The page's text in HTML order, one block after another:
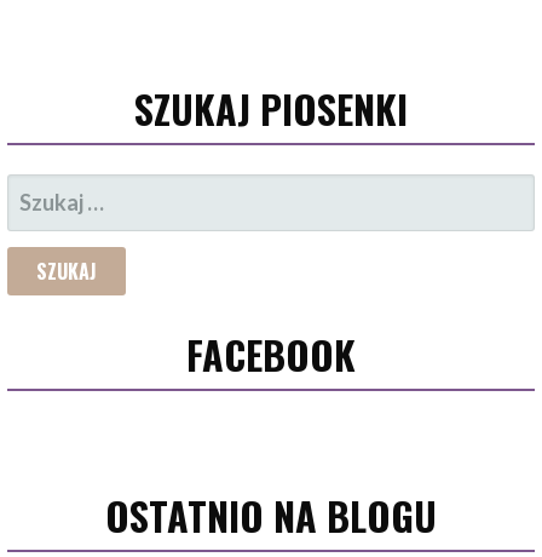
SZUKAJ PIOSENKI
SZUKAJ:
FACEBOOK
OSTATNIO NA BLOGU